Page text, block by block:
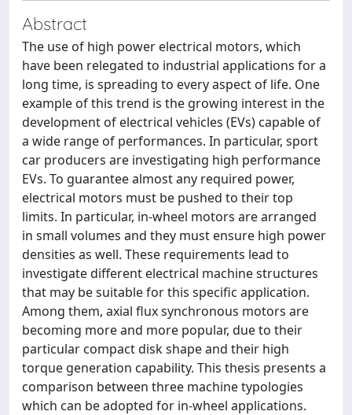
Abstract
The use of high power electrical motors, which
have been relegated to industrial applications for a
long time, is spreading to every aspect of life. One
example of this trend is the growing interest in the
development of electrical vehicles (EVs) capable of
a wide range of performances. In particular, sport
car producers are investigating high performance
EVs. To guarantee almost any required power,
electrical motors must be pushed to their top
limits. In particular, in-wheel motors are arranged
in small volumes and they must ensure high power
densities as well. These requirements lead to
investigate different electrical machine structures
that may be suitable for this specific application.
Among them, axial flux synchronous motors are
becoming more and more popular, due to their
particular compact disk shape and their high
torque generation capability. This thesis presents a
comparison between three machine typologies
which can be adopted for in-wheel applications.